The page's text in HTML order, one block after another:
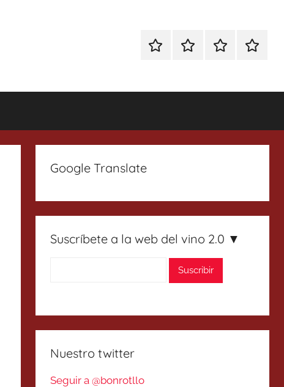
EspecialEnoturismoRanking
Google Translate
Suscríbete a la web del vino 2.0 ▼
Nuestro twitter
Seguir a @bonrotllo